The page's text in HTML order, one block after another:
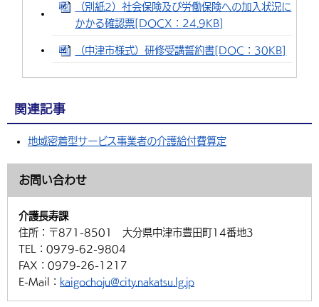
（別紙2）社会保険及び労働保険への加入状況に
かかる確認票[DOCX：24.9KB]
（中津市様式）研修受講誓約書[DOC：30KB]
関連記事
地域密着型サービス事業者の介護給付費算定
お問い合わせ
介護長寿課
住所： 〒871-8501 大分県中津市豊田町14番地3
TEL： 0979-62-9804
FAX： 0979-26-1217
E-Mail： kaigochoju@city.nakatsu.lg.jp